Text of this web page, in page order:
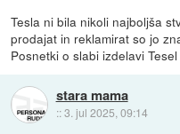
Tesla ni bila nikoli najboljša
prodajat in reklamirat so jo
Posnetki o slabi izdelavi
stara mama
::3. jul 2025, 09:14